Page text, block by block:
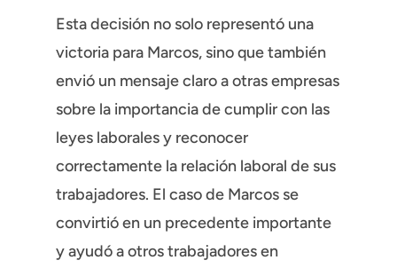
Esta decisión no solo representó una
victoria para Marcos, sino que también
envió un mensaje claro a otras empresas
sobre la importancia de cumplir con las
leyes laborales y reconocer
correctamente la relación laboral de sus
trabajadores. El caso de Marcos se
convirtió en un precedente importante
y ayudó a otros trabajadores en